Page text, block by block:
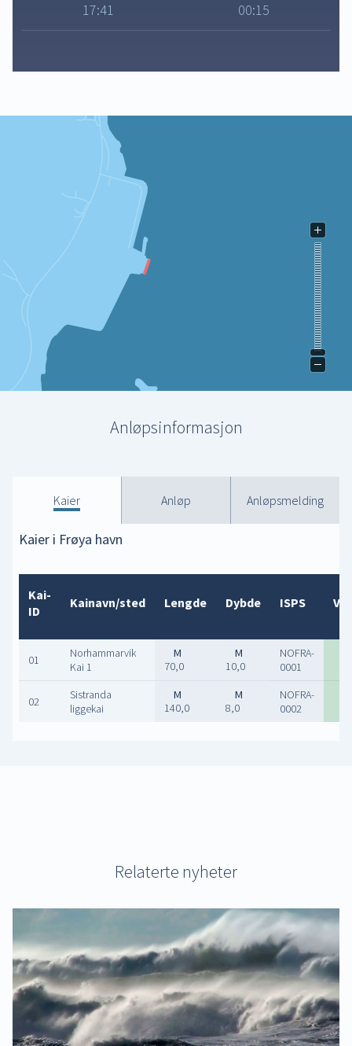
17:41 00:15
LENGDE:
Anløpsinformasjon
Kaier Anløp Anløpsmelding
Kaier i Frøya havn
Kai-
ID
Kainavn/sted Lengde Dybde ISPS
01
Norhammarvik
Kai 1
70,0 10,0
NOFRA-
0001
02
Sistranda
liggekai
140,0 8,0
NOFRA-
0002
Relaterte nyheter